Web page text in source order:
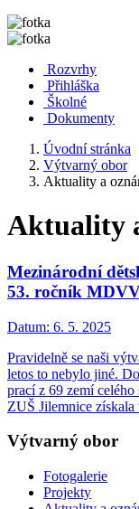
Rozvrhy
Přihláška
Školné
Dokumenty
Úvodní stránka
Výtvarný obor
Aktuality a
Aktuality
Mezinárodní
53. ročník
Datum: 6. 5. 2025
Pravidelně se naši
letos to nebylo jiné.
prací z 69 zemí celého
ZUŠ Jilemnice získala
Výtvarný obor
Fotogalerie
Projekty